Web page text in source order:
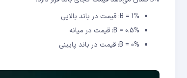
%B = 1: قیمت در باند بالایی
%B = 0.5: قیمت در میانه
%B = 0: قیمت در باند پایینی